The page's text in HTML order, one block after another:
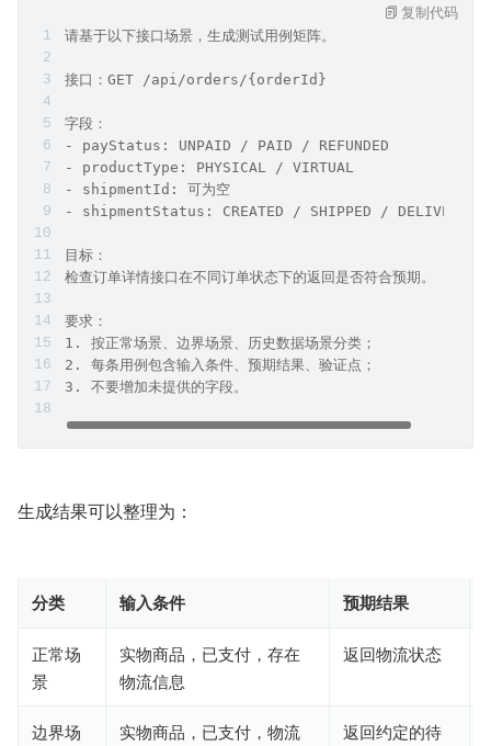
请基于以下接口场景，生成测试用例矩阵。
接口：GET /api/orders/{orderId}
字段：
- payStatus: UNPAID / PAID / REFUNDED
- productType: PHYSICAL / VIRTUAL
- shipmentId: 可为空
- shipmentStatus: CREATED / SHIPPED / DELIVERED
目标：
检查订单详情接口在不同订单状态下的返回是否符合预期。
要求：
1. 按正常场景、边界场景、历史数据场景分类；
2. 每条用例包含输入条件、预期结果、验证点；
3. 不要增加未提供的字段。
复制代码
生成结果可以整理为：
分类 输入条件 预期结果
正常场
景
实物商品，已支付，存在
物流信息
返回物流状态
边界场
实物商品，已支付，物流
返回约定的待